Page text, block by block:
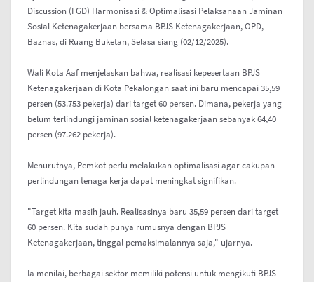
Discussion (FGD) Harmonisasi & Optimalisasi Pelaksanaan Jaminan
Sosial Ketenagakerjaan bersama BPJS Ketenagakerjaan, OPD,
Baznas, di Ruang Buketan, Selasa siang (02/12/2025).
Wali Kota Aaf menjelaskan bahwa, realisasi kepesertaan BPJS
Ketenagakerjaan di Kota Pekalongan saat ini baru mencapai 35,59
persen (53.753 pekerja) dari target 60 persen. Dimana, pekerja yang
belum terlindungi jaminan sosial ketenagakerjaan sebanyak 64,40
persen (97.262 pekerja).
Menurutnya, Pemkot perlu melakukan optimalisasi agar cakupan
perlindungan tenaga kerja dapat meningkat signifikan.
"Target kita masih jauh. Realisasinya baru 35,59 persen dari target
60 persen. Kita sudah punya rumusnya dengan BPJS
Ketenagakerjaan, tinggal pemaksimalannya saja," ujarnya.
Ia menilai, berbagai sektor memiliki potensi untuk mengikuti BPJS